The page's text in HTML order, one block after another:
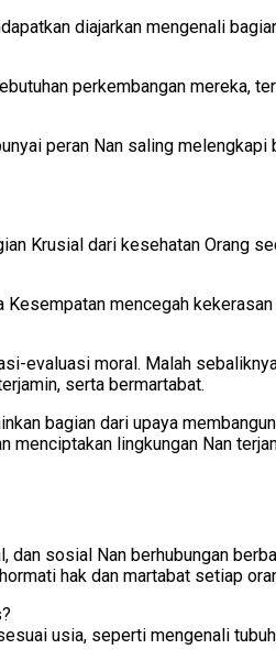
diajarkan mengenali
perkembangan mereka,
peran Nan saling
Krusial dari kesehatan Orang
mencegah
evaluasi moral. Malah
serta bermartabat.
bagian dari upaya
menciptakan lingkungan Nan
sosial Nan berhubungan
hak dan martabat setiap
usia, seperti mengenali